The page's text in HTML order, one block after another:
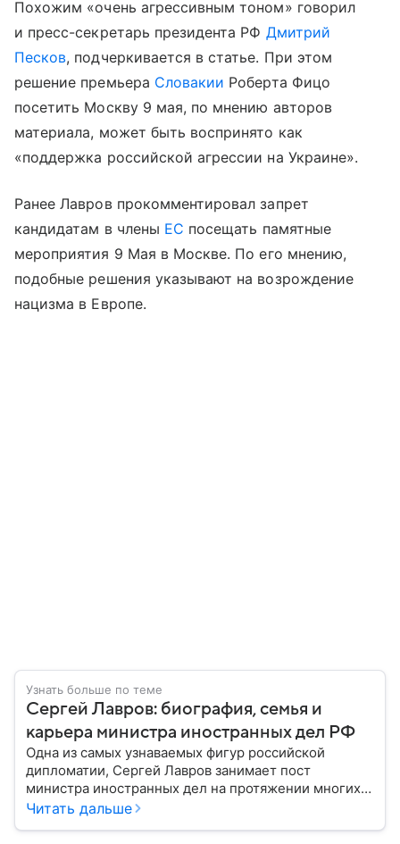
Похожим «очень агрессивным тоном» говорил
и пресс-секретарь президента РФ Дмитрий
Песков, подчеркивается в статье. При этом
решение премьера Словакии Роберта Фицо
посетить Москву 9 мая, по мнению авторов
материала, может быть воспринято как
«поддержка российской агрессии на Украине».
Ранее Лавров прокомментировал запрет
кандидатам в члены ЕС посещать памятные
мероприятия 9 Мая в Москве. По его мнению,
подобные решения указывают на возрождение
нацизма в Европе.
Узнать больше по теме
Сергей Лавров: биография, семья и
карьера министра иностранных дел РФ
Одна из самых узнаваемых фигур российской
дипломатии, Сергей Лавров занимает пост
министра иностранных дел на протяжении многих
лет. Его деятельность охватывает сложные
Читать дальше